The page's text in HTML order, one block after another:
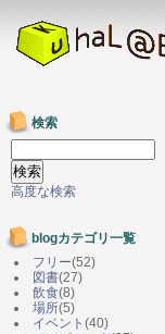
検索
高度な検索
blogカテゴリ一覧
フリー(52)
図書(27)
飲食(8)
場所(5)
イベント (40)